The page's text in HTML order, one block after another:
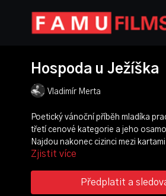
Hospoda u Ježíška
Vladimír Merta
Poetický vánoční příběh mladíka
třetí cenové kategorie a jeho
Najdou nakonec cizinci mezi
ve které oslaví Štědrý večer?
režie, scénář, námět:Vladimír Merta
kamera:
Zjistit více
Předplatit a